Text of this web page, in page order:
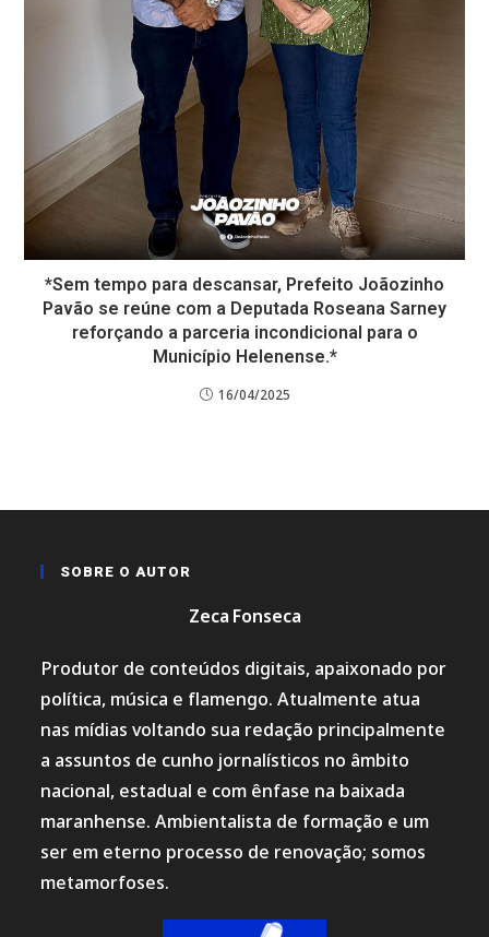
*Sem tempo para descansar, Prefeito Joãozinho
Pavão se reúne com a Deputada Roseana Sarney
reforçando a parceria incondicional para o
Município Helenense.*
16/04/2025
SOBRE O AUTOR
Zeca Fonseca
Produtor de conteúdos digitais, apaixonado por
política, música e flamengo. Atualmente atua
nas mídias voltando sua redação principalmente
a assuntos de cunho jornalísticos no âmbito
nacional, estadual e com ênfase na baixada
maranhense. Ambientalista de formação e um
ser em eterno processo de renovação; somos
metamorfoses.